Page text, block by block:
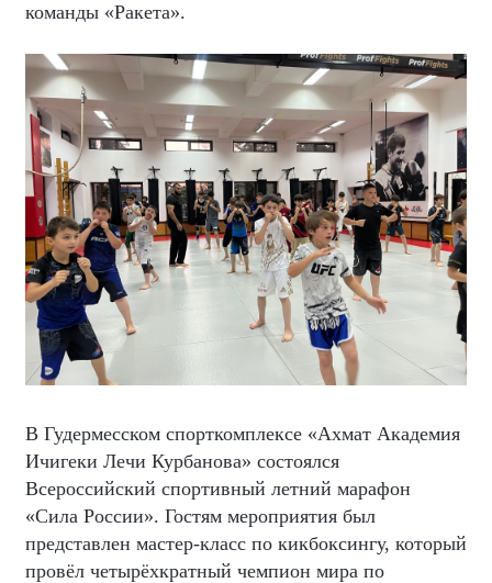
команды «Ракета».
В Гудермесском спорткомплексе «Ахмат Академия
Ичигеки Лечи Курбанова» состоялся
Всероссийский спортивный летний марафон
«Сила России». Гостям мероприятия был
представлен мастер-класс по кикбоксингу, который
провёл четырёхкратный чемпион мира по